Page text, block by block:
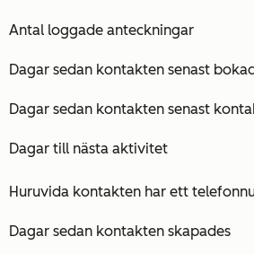
Antal loggade anteckningar
Dagar sedan kontakten senast
Dagar sedan kontakten senast
Dagar till nästa aktivitet
Huruvida kontakten har ett
Dagar sedan kontakten skapades